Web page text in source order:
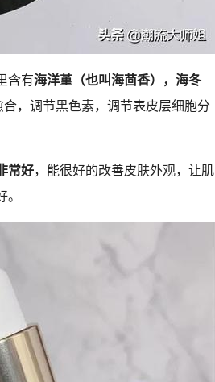
含有海洋堇（也叫海茴香），海冬
，调节黑色素，调节表皮层细胞分
常好，能很好的改善皮肤外观，让肌